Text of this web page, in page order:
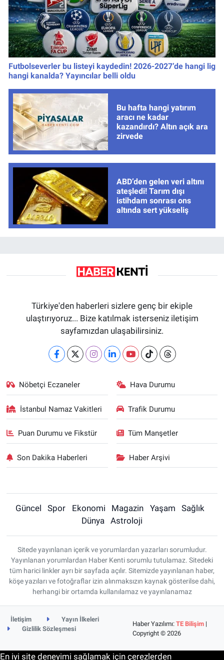
Futbolseverler bu listeyi kaydedin! 2026-2027’de hangi lig
hangi kanalda? Yayıncılar belli oldu
Bu hafta hangi yatırım
aracı ne kadar
kazandırdı? Altın açık ara
zirvede
ABD’den gelen veri altını
ateşledi! Tarım dışı
istihdam sonrası ons
altında sert yükseliş
Türkiye'den haberleri sizlere genç bir ekiple
ulaştırıyoruz... Bize katılmak isterseniz iletişim
sayfamızdan ulaşabilirsiniz.
Nöbetçi Eczaneler Hava Durumu
İstanbul Namaz Vakitleri Trafik Durumu
Puan Durumu ve Fikstür Tüm Manşetler
Son Dakika Haberleri Haber Arşivi
Güncel Spor Ekonomi Magazin Yaşam
Sağlık
Dünya
Astroloji
Sitede yayınlanan içerik ve yorumlardan yazarları sorumludur.
Yayınlanan yorumlardan Haber Kenti sorumlu tutulamaz. Sitedeki
tüm harici linkler ayrı bir sayfada açılır. Sitemizde yayınlanan haber,
köşe yazıları ve fotoğraflar izin alınmaksızın kaynak gösterilse dahi,
herhangi bir ortamda kullanılamaz ve yayınlanamaz
İletişim
Yayın İlkeleri
Gizlilik Sözleşmesi
Haber Yazılımı:TE Bilişim |
Copyright © 2026
En iyi site deneyimi sağlamak için çerezlerden